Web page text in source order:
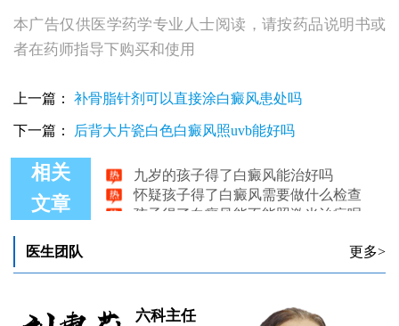
本广告仅供医学药学专业人士阅读，请按药品说明书或
者在药师指导下购买和使用
上一篇： 补骨脂针剂可以直接涂白癜风患处吗
下一篇： 后背大片瓷白色白癜风照uvb能好吗
相关
文章
怀疑孩子得了白癜风需要做什么检查
孩子得了白癜风能不能照激光治疗呢
医生团队 更多>
六科主任